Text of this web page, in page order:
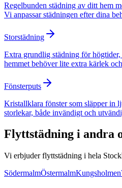
Regelbunden städning av ditt hem
Vi anpassar städningen efter dina
Storstädning
Extra grundlig städning för högtider,
hemmet behöver lite extra kärlek
Fönsterputs
Kristallklara fönster som släpper in
storlekar, både invändigt och
Flyttstädning i andra
Vi erbjuderflyttstädning i hela
SödermalmÖstermalmKungsholmen